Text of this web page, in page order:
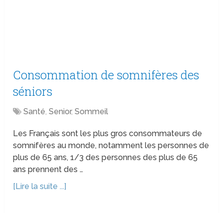
Consommation de somnifères des
séniors
Santé,Senior,Sommeil
Les Français sont les plus gros consommateurs de
somnifères au monde, notamment les personnes de
plus de 65 ans, 1/3 des personnes des plus de 65
ans prennent des …
[Lire la suite ...]